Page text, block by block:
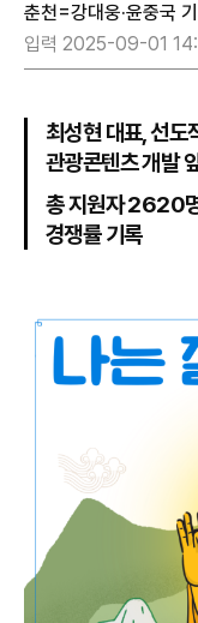
춘천=강대웅·윤중국
입력 2025-09-01
최성현 대표, 선도
관광콘텐츠 개발
총 지원자 2620
경쟁률 기록